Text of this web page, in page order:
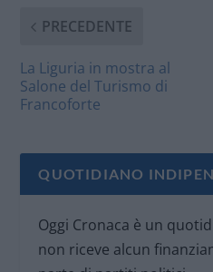
PRECEDENTE
La Liguria in mostra al
Salone del Turismo di
Francoforte
QUOTIDIANO
Oggi Cronaca è un
non riceve alcun